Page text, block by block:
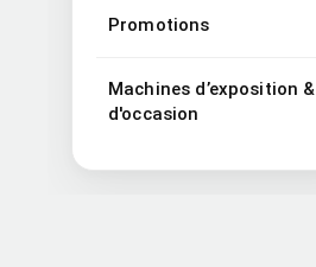
Promotions
Machines d’exposition &
d'occasion